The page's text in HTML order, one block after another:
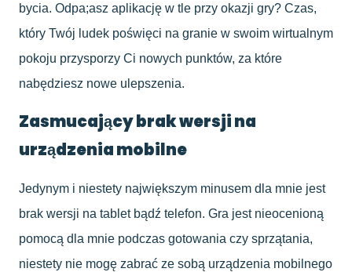
bycia. Odpa;asz aplikację w tle przy okazji gry? Czas,
który Twój ludek poświęci na granie w swoim wirtualnym
pokoju przysporzy Ci nowych punktów, za które
nabędziesz nowe ulepszenia.
Zasmucający brak wersji na
urządzenia mobilne
Jedynym i niestety największym minusem dla mnie jest
brak wersji na tablet bądź telefon. Gra jest nieocenioną
pomocą dla mnie podczas gotowania czy sprzątania,
niestety nie mogę zabrać ze sobą urządzenia mobilnego